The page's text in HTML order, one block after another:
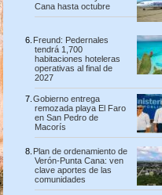
Cana hasta octubre
Freund: Pedernales
tendrá 1,700
habitaciones hoteleras
operativas al final de
2027
Gobierno entrega
remozada playa El Faro
en San Pedro de
Macorís
Plan de ordenamiento de
Verón-Punta Cana: ven
clave aportes de las
comunidades